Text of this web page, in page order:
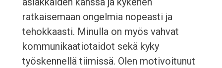
ratkaisemaan ongelmia nopeasti ja
tehokkaasti. Minulla on myös vahvat
kommunikaatiotaidot sekä kyky
työskennellä tiimissä. Olen motivoitunut